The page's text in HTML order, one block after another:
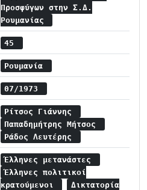
Προσφύγων στην Σ.Δ.
Ρουμανίας
45
Ρουμανία
07/1973
Ρίτσος Γιάννης
Παπαδημήτρης Μήτσος
Ράδος Λευτέρης
Έλληνες μετανάστες
Έλληνες πολιτικοί
κρατούμενοι
Δικτατορία